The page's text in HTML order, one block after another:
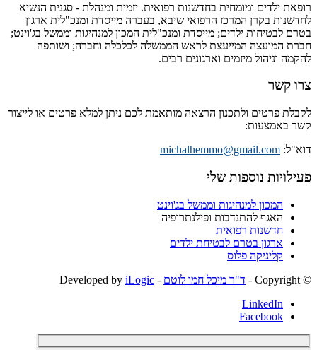
רופאת ילדים ומומחית בחדשנות רפואית. יזמית ומנהלת - סגנית הנשיא
לחדשנות בקרן המרכז הרפואי שיבא, בעברה מייסדת ומנכ"לית ארגון
בטרם לבטיחות ילדים; מייסדת ומנכ"לית המכון למנהיגות וממשל בג'וינט;
חברת המועצה המייעצת לראש הממשלה לכלכלה וחברה; ושותפה
להקמה וניהול מיזמים וארגונים רבים.
צרו קשר
לקבלת פרטים ולתכנון הרצאה מותאמת לכם ניתן למלא פרטים או לייצור
קשר באמצעות:
דוא"ל: michalhemmo@gmail.com
פעילויות נוספות שלי
המכון למנהיגות וממשל בג'וינט
האגף להתנדבות ופילנתרופיה
חדשנות רפואית
ארגון בטרם לבטיחת ילדים
קליניקה פלוס
© ‫Copyright -
ד"ר מיכל חמו לוטם - Developed by
iLogic
LinkedIn
Facebook